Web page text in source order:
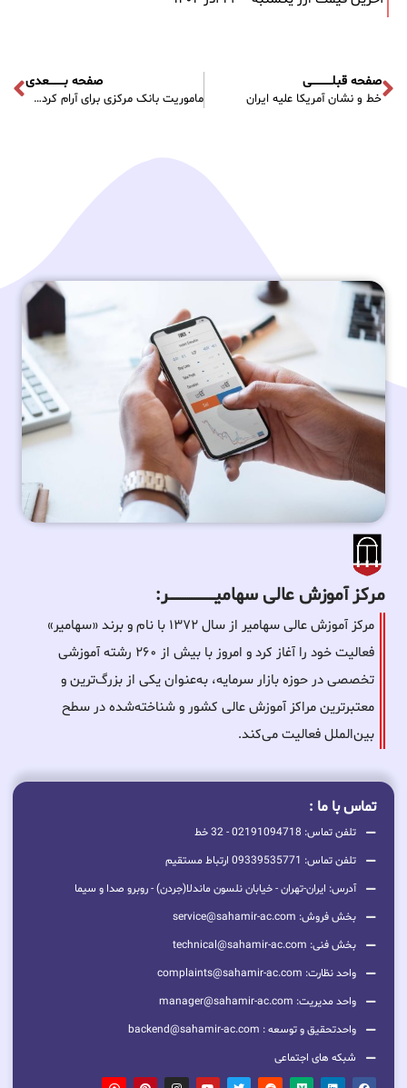
صفحه قبلـــــــــــی
خط و نشان آمریکا علیه ایران
صفحه بــــــــعدی
ماموریت بانک مرکزی برای آرام کردن بازار ارز
مرکز آموزش عالی سهامیـــــــــــــــــــــــــر:
مرکز آموزش عالی سهامیر از سال ۱۳۷۲ با نام و برند «سهامیر»
فعالیت خود را آغاز کرد و امروز با بیش از ۲۶۰ رشته آموزشی
تخصصی در حوزه بازار سرمایه، به‌عنوان یکی از بزرگ‌ترین و
معتبرترین مراکز آموزش عالی کشور و شناخته‌شده در سطح
بین‌الملل فعالیت می‌کند.
تماس با ما :
تلفن تماس: 02191094718 - 32 خط
تلفن تماس: 09339535771 ارتباط مستقیم
آدرس: ایران-تهران - خیابان نلسون ماندلا(جردن) - روبرو صدا و سیما
بخش فروش: service@sahamir-ac.com
بخش فنی: technical@sahamir-ac.com
واحد نظارت: complaints@sahamir-ac.com
واحد مدیریت: manager@sahamir-ac.com
واحدتحقیق و توسعه : backend@sahamir-ac.com
شبکه های اجتماعی